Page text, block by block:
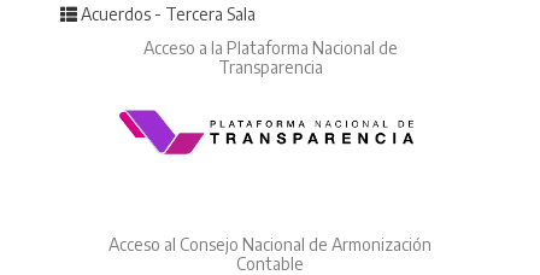
Posted in
Acuerdos - Tercera Sala
Acceso a la Plataforma Nacional de
Transparencia
Acceso al Consejo Nacional de Armonización
Contable